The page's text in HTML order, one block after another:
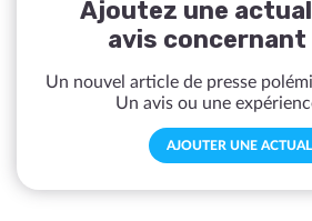
Ajoutez une
avis concernant
Un nouvel article de presse
Un avis ou une
AJOUTER UNE